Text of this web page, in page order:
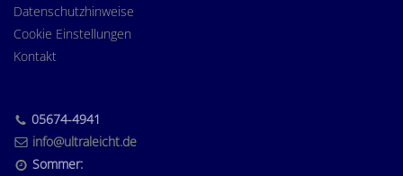
Datenschutzhinweise
Cookie Einstellungen
Kontakt
05674-4941
info@ultraleicht.de
Sommer: